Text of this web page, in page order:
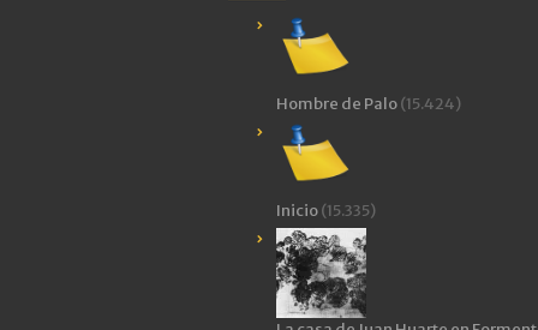
Hombre de Palo(15.424)
Inicio(15.335)